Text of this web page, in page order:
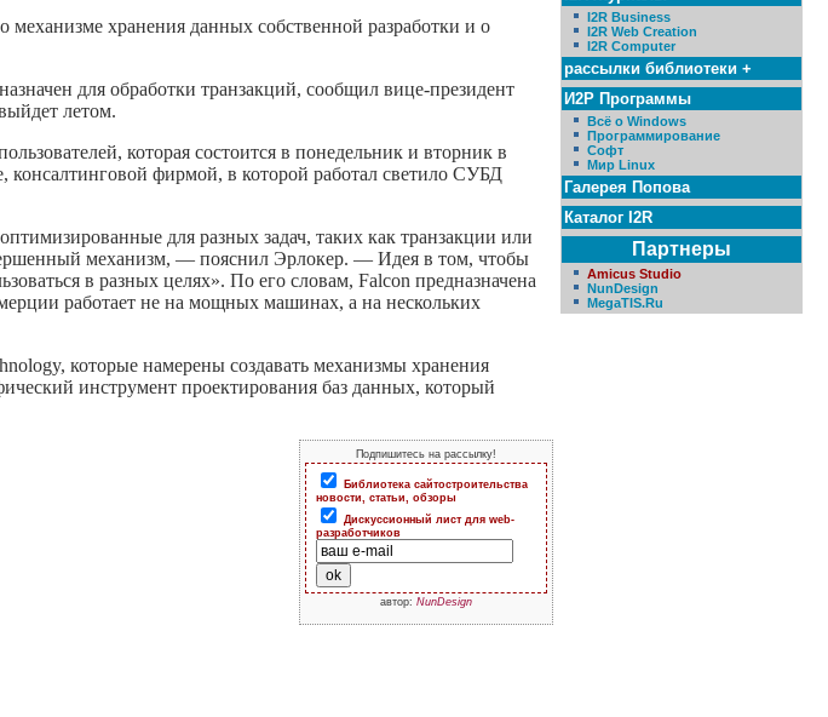
хранения данных собственной разработки и о
для обработки транзакций, сообщил вице-президент
летом.
которая состоится в понедельник и вторник в
консалтинговой фирмой, в которой работал светило СУБД
для разных задач, таких как транзакции или
механизм, — пояснил Эрлокер. — Идея в том, чтобы
в разных целях». По его словам, Falcon предназначена
работает не на мощных машинах, а на нескольких
которые намерены создавать механизмы хранения
инструмент проектирования баз данных, который
Подпишитесь на рассылку!
Библиотека сайтостроительства
новости, статьи, обзоры
Дискуссионный лист для web-
разработчиков
автор: NunDesign
I2R Business
I2R Web Creation
I2R Computer
рассылки библиотеки +
И2Р Программы
Всё о Windows
Программирование
Софт
Мир Linux
Галерея Попова
Каталог I2R
Партнеры
Amicus Studio
NunDesign
MegaTIS.Ru